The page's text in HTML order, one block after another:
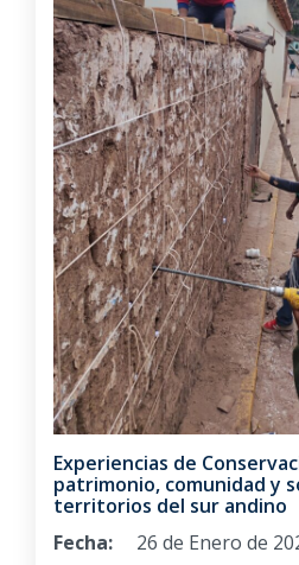
Experiencias de
patrimonio, comunidad y
territorios del sur andino
Fecha:
26 de Enero de